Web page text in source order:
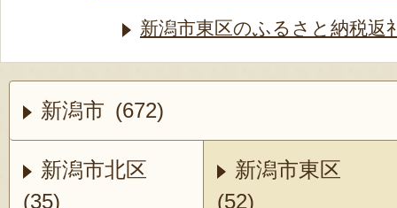
新潟市東区のふるさと納税返
新潟市 (672)
新潟市北区
(35)
新潟市東区
(52)